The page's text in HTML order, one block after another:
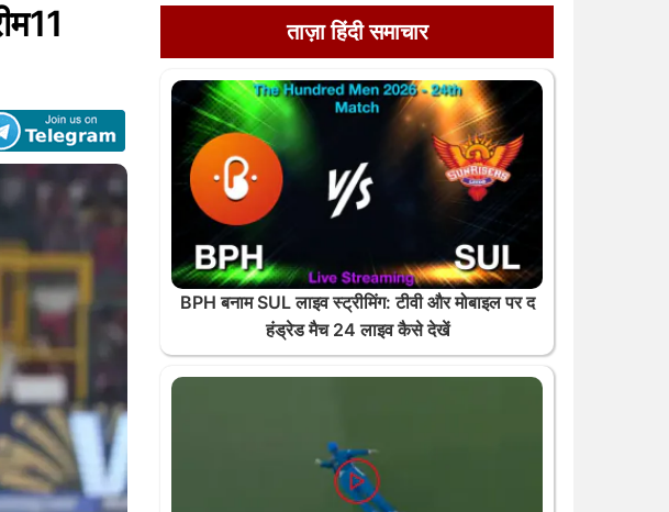
ताज़ा हिंदी समाचार
BPH बनाम SUL लाइव स्ट्रीमिंग: टीवी और मोबाइल पर द
हंड्रेड मैच 24 लाइव कैसे देखें